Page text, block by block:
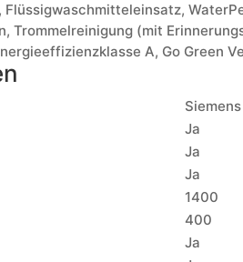
Trommelreinigung (mit
A, Go Green
Siemens
Ja
Ja
Ja
1400
400
Ja